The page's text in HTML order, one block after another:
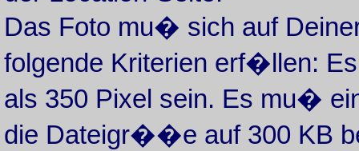
Das Foto mu� sich auf
folgende Kriterien erf�llen:
als 350 Pixel sein. Es mu�
die Dateigr��e auf 300 KB